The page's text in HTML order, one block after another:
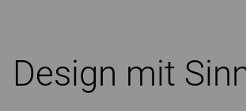
Design mit